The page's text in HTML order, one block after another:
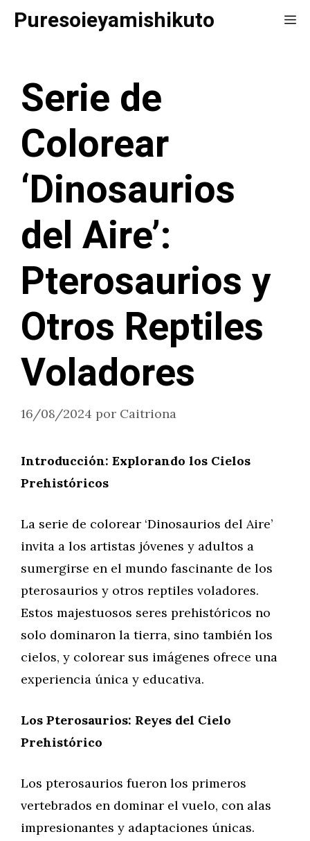
SaltarPuresoieyamishikuto
Serie de
Colorear
‘Dinosaurios
del Aire’:
Pterosaurios y
Otros Reptiles
Voladores
16/08/2024 por Caitriona
Introducción: Explorando los Cielos
Prehistóricos
La serie de colorear ‘Dinosaurios del Aire’
invita a los artistas jóvenes y adultos a
sumergirse en el mundo fascinante de los
pterosaurios y otros reptiles voladores.
Estos majestuosos seres prehistóricos no
solo dominaron la tierra, sino también los
cielos, y colorear sus imágenes ofrece una
experiencia única y educativa.
Los Pterosaurios: Reyes del Cielo
Prehistórico
Los pterosaurios fueron los primeros
vertebrados en dominar el vuelo, con alas
impresionantes y adaptaciones únicas.